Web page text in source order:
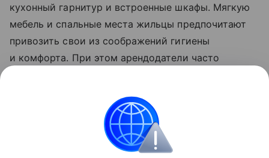
кухонный гарнитур и встроенные шкафы. Мягкую
мебель и спальные места жильцы предпочитают
привозить свои из соображений гигиены
и комфорта. При этом арендодатели часто
износа техники и предметов интерьера.